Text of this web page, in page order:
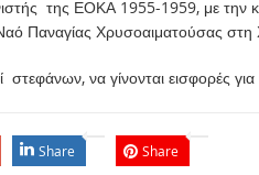
της ΕΟΚΑ 1955-1959, με την
Παναγίας Χρυσοαιματούσας
να γίνονται εισφορές για
Share Share